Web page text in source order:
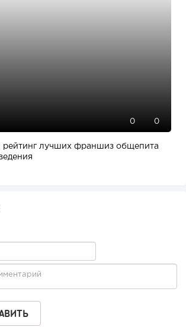
0 0
лучших франшиз общепита